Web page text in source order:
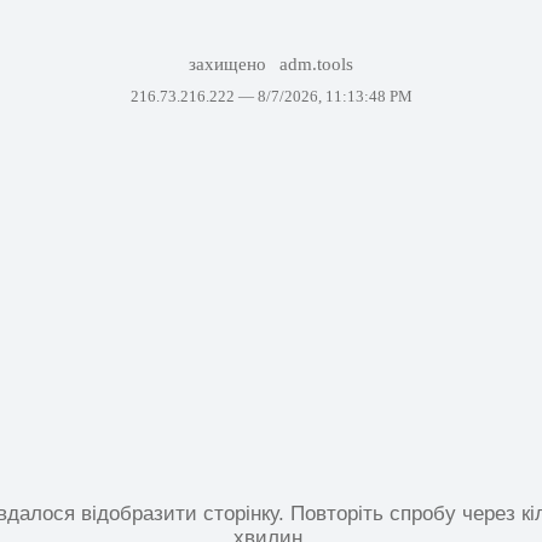
захищено adm.tools
216.73.216.222 — 8/7/2026, 11:13:48 PM
відобразити сторінку. Повторіть спробу через